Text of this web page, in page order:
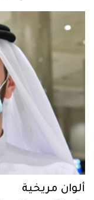
ألوان مريخية